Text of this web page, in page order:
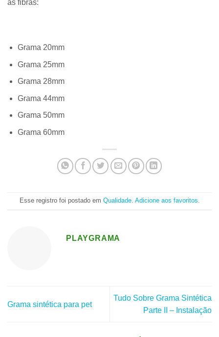
as fibras:
Grama 20mm
Grama 25mm
Grama 28mm
Grama 44mm
Grama 50mm
Grama 60mm
Esse registro foi postado em Qualidade. Adicione aos favoritos.
PLAYGRAMA
Grama sintética para pet
Tudo Sobre Grama Sintética
Parte II – Instalação